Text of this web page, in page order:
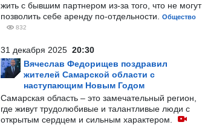
жить с бывшим партнером из-за того, что не могут
позволить себе аренду по-отдельности.
Общество
832
31 декабря 2025 20:30
Вячеслав Федорищев поздравил
жителей Самарской области с
наступающим Новым Годом
Самарская область – это замечательный регион,
где живут трудолюбивые и талантливые люди с
открытым сердцем и сильным характером.